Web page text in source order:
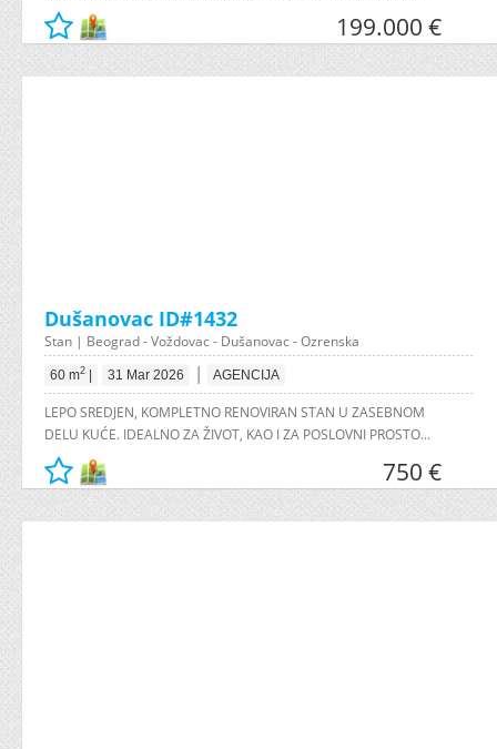
199.000 €
Dušanovac ID#1432
Stan | Beograd - Voždovac - Dušanovac - Ozrenska
60 m2 31 Mar 2026 | AGENCIJA
LEPO SREDJEN, KOMPLETNO RENOVIRAN STAN U ZASEBNOM
DELU KUĆE. IDEALNO ZA ŽIVOT, KAO I ZA POSLOVNI PROSTO...
750 €